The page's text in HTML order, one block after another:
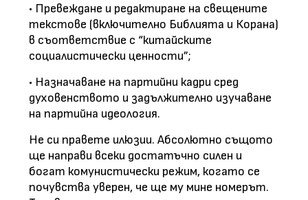
• Превеждане и редактиране на свещените
текстове (включително Библията и Корана)
в съответствие с “китайските
социалистически ценности”;
• Назначаване на партийни кадри сред
духовенството и задължително изучаване
на партийна идеология.
Не си правете илюзии. Абсолютно същото
ще направи всеки достатъчно силен и
богат комунистически режим, когато се
почувства уверен, че ще му мине номерът.